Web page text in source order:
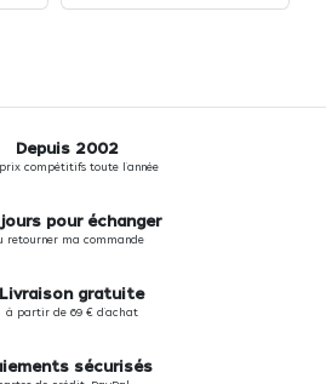
Depuis 2002
compétitifs toute l'année
pour échanger
retourner ma commande
Livraison gratuite
à partir de 69 € d'achat
sécurisés